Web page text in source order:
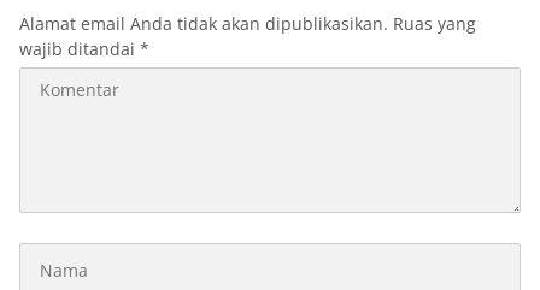
Alamat email Anda tidak akan dipublikasikan. Ruas yang
wajib ditandai *